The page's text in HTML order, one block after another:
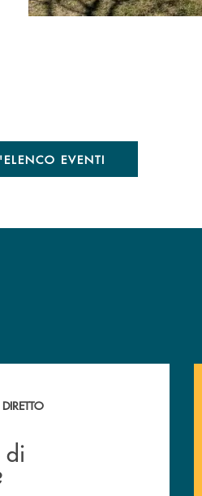
EVENTI
?&nbsp;
di